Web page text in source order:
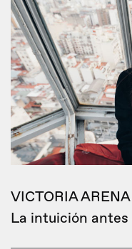
VICTORIA ARENA
La intuición